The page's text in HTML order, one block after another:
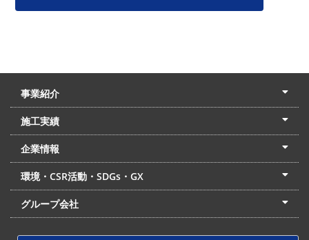
事業紹介
土木本部
建築本部
PPP・PFI
リフォーム・リノベーション
中村建設の家
施工実績
土木部門
建築部門
リフォーム部門
住宅部門
名古屋支店
東京支店
企業情報
会社概要
経営理念
沿革
リクルート
最新情報
お問合せ
環境・CSR活動・SDGs・GX
LSS流動化処理工法
CSR・SDGs・GX
発電事業
次世代ZEBオフィス
グループ会社